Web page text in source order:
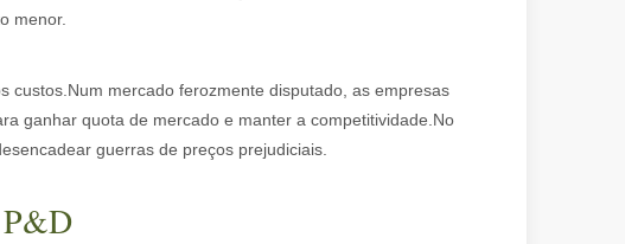
uma solução de alta tecnologia para remoção de tinta eficiente e
menor.
custos.Num mercado ferozmente disputado, as empresas
ganhar quota de mercado e manter a competitividade.No
guerras de preços prejudiciais.
P&D